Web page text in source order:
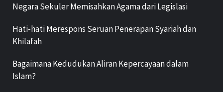
Negara Sekuler Memisahkan Agama dari Legislasi
Hati-hati Merespons Seruan Penerapan Syariah dan
Khilafah
Bagaimana Kedudukan Aliran Kepercayaan dalam
Islam?